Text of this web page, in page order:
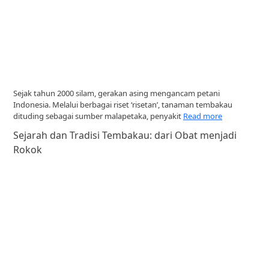
Sejak tahun 2000 silam, gerakan asing mengancam petani
Indonesia. Melalui berbagai riset ‘risetan’, tanaman tembakau
dituding sebagai sumber malapetaka, penyakit Read more
Sejarah dan Tradisi Tembakau: dari Obat menjadi
Rokok